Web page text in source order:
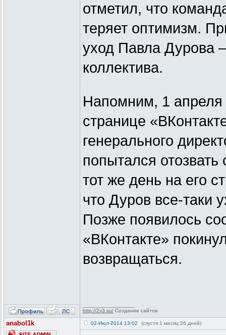
отметил, что
теряет оптимизм.
уход Павла Дурова
коллектива.
Напомним, 1
странице
генерального
попытался
тот же день на его
что Дуров все-таки
Позже появилось
«ВКонтакте»
возвращаться.
http://2v3.su/ Создание сайтов
anabol1k 02-Июл-2014 13:02 (спустя 1 месяц 26 дней)